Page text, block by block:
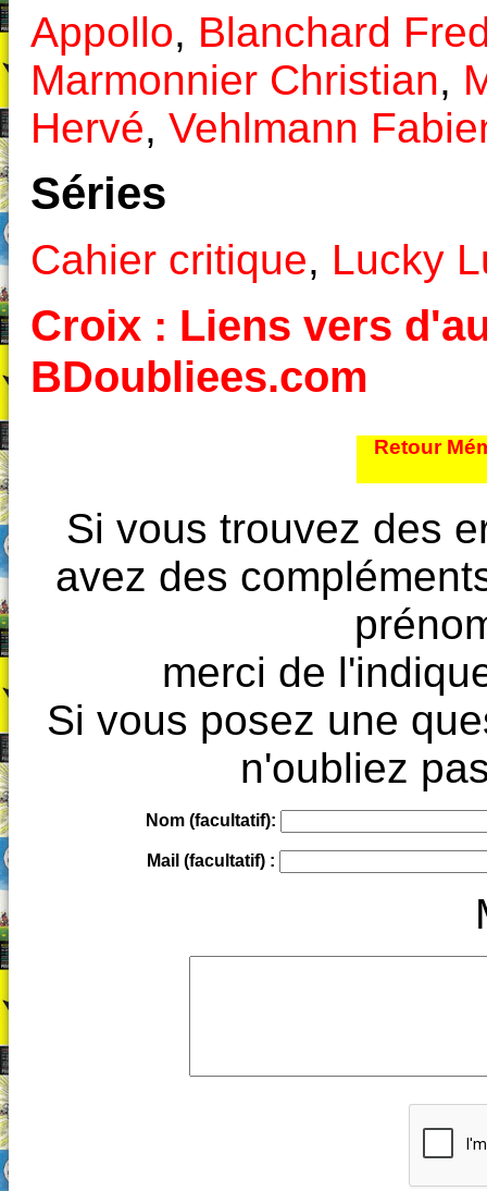
Appollo, Blanchard
Marmonnier Christian,
Hervé, Vehlmann
Séries
Cahier critique, Lucky
Croix : Liens vers
BDoubliees.com
Retour
Si vous trouvez des
avez des
merci de
Si vous posez une
n'oubliez
Nom (facultatif):
Mail (facultatif) :